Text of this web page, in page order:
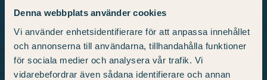
Denna webbplats använder cookies
Vi använder enhetsidentifierare för att anpassa innehållet
och annonserna till användarna, tillhandahålla funktioner
för sociala medier och analysera vår trafik. Vi
vidarebefordrar även sådana identifierare och annan
About Us
We are a unique konsthotell Skara featuring
works by some of Sweden’s most renowned
artists. Here you’ll find a place for experiences